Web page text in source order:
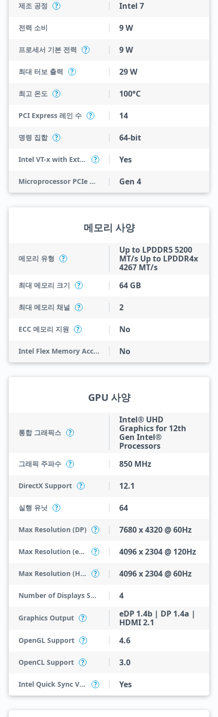
제조 공정 ? Intel 7
전력 소비 9 W
프로세서 기본 전력 ? 9 W
최대 터보 출력 ? 29 W
최고 온도 ? 100°C
PCI Express 레인 수 ? 14
명령 집합 ? 64-bit
Intel VT-x with Extended Page Tables (EPT) ? Yes
Microprocessor PCIe Revision Gen 4
메모리 사양
메모리 유형 ?
Up to LPDDR5 5200
MT/s Up to LPDDR4x
4267 MT/s
최대 메모리 크기 ? 64 GB
최대 메모리 채널 ? 2
ECC 메모리 지원 ? No
Intel Flex Memory Access No
GPU 사양
통합 그래픽스 ?
Intel® UHD
Graphics for 12th
Gen Intel®
Processors
그래픽 주파수 ? 850 MHz
DirectX Support ? 12.1
실행 유닛 ? 64
Max Resolution (DP) ? 7680 x 4320 @ 60Hz
Max Resolution (eDP - Integrated Flat Panel) ? 4096 x 2304 @ 120Hz
Max Resolution (HDMI) ? 4096 x 2304 @ 60Hz
Number of Displays Supported 4
Graphics Output ?
eDP 1.4b | DP 1.4a |
HDMI 2.1
OpenGL Support ? 4.6
OpenCL Support ? 3.0
Intel Quick Sync Video ? Yes